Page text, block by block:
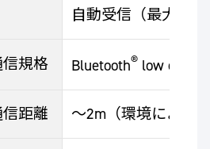
自動受信（最大6回
規格 Bluetooth®low
距離 ～2m（環境により